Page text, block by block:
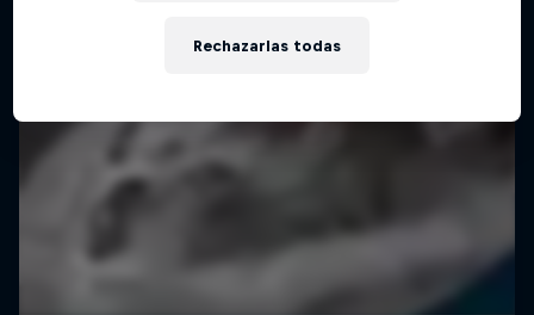
Rechazarlas todas